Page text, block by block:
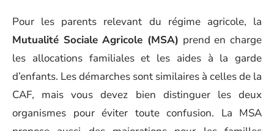
Pour les parents relevant du régime agricole, la
Mutualité Sociale Agricole (MSA) prend en charge
les allocations familiales et les aides à la garde
d’enfants. Les démarches sont similaires à celles de la
CAF, mais vous devez bien distinguer les deux
organismes pour éviter toute confusion. La MSA